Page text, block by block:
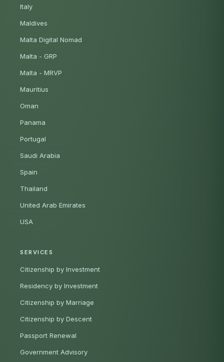
Italy
Maldives
Malta Digital Nomad
Malta - GRP
Malta - MRVP
Mauritius
Oman
Panama
Portugal
Saudi Arabia
Spain
Thailand
United Arab Emirates
USA
SERVICES
Citizenship by Investment
Residency by Investment
Citizenship by Marriage
Citizenship by Descent
Passport Renewal
Government Advisory